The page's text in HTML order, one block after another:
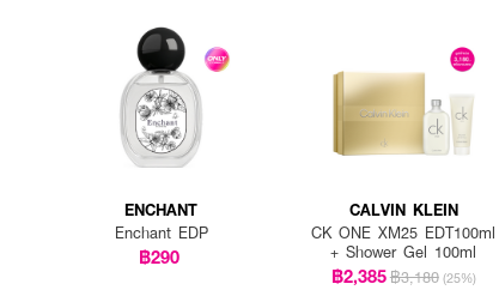
ENCHANT
Enchant EDP
฿290
CALVIN KLEIN
CK ONE XM25 EDT100ml
+ Shower Gel 100ml
฿2,385฿3,180 (25%)